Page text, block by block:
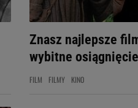
Znasz najlepsze
wybitne
FILM FILMY KINO